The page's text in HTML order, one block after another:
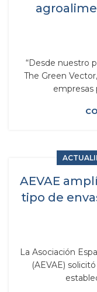
“Desde nuestro
The Green
empresas
AEVAE
tipo de
La Asociación
(AEVAE)